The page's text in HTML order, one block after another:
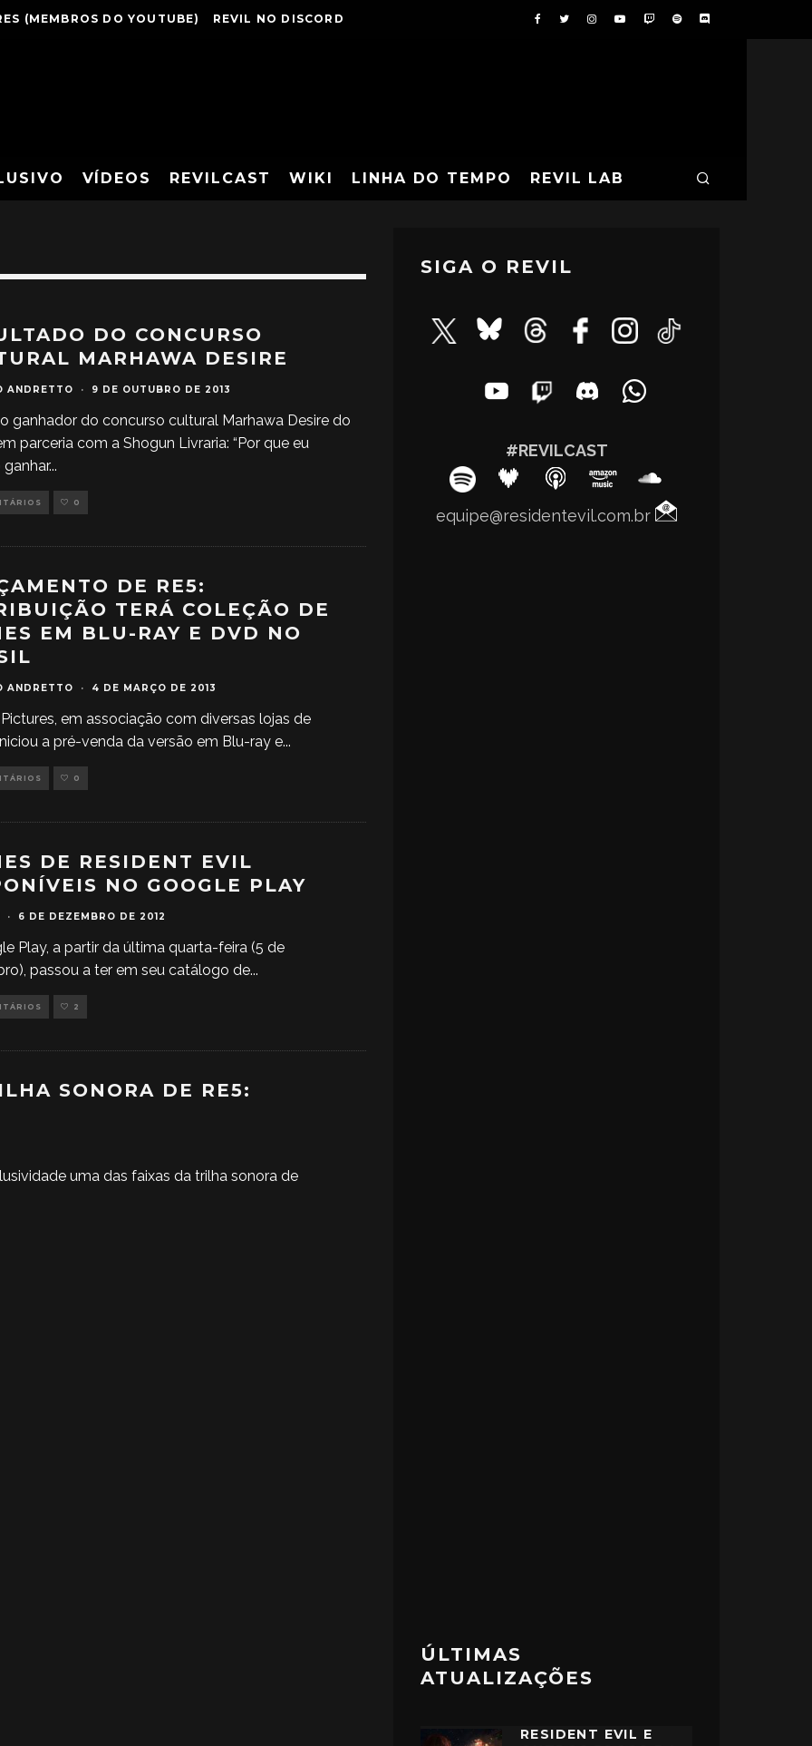
(MEMBROS DO YOUTUBE) REVIL NO DISCORD
VÍDEOS REVILCAST WIKI LINHA DO TEMPO REVIL LAB
DO CONCURSO
MARHAWA DESIRE
ANDRETTO · 9 DE OUTUBRO DE 2013
ganhador do concurso cultural Marhawa Desire do
parceria com a Shogun Livraria: “Por que eu
...
0
DE RE5:
TERÁ COLEÇÃO DE
EM BLU-RAY E DVD NO
ANDRETTO · 4 DE MARÇO DE 2013
em associação com diversas lojas de
a pré-venda da versão em Blu-ray e...
0
DE RESIDENT EVIL
NO GOOGLE PLAY
· 6 DE DEZEMBRO DE 2012
Play, a partir da última quarta-feira (5 de
passou a ter em seu catálogo de...
2
SONORA DE RE5:
uma das faixas da trilha sonora de
SIGA O REVIL
#REVILCAST
equipe@residentevil.com.br
ÚLTIMAS
ATUALIZAÇÕES
RESIDENT EVIL E